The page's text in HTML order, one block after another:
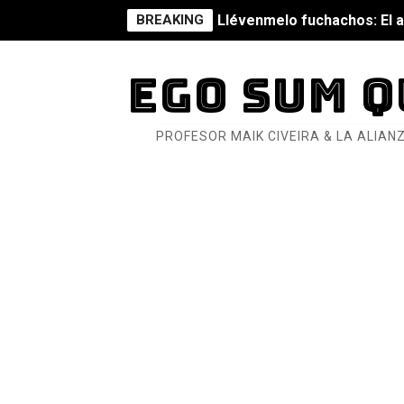
BREAKING Llévenmelo fuchachos: El
Mario: La epopeya del
Mario: La epopeya del
EGO SUM
PROFESOR MAIK CIVEIRA & LA